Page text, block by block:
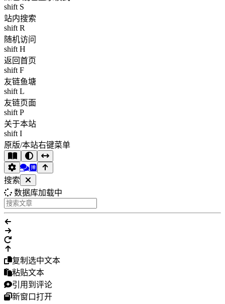
shift S
站内搜索
shift R
随机访问
shift H
返回首页
shift F
友链鱼塘
shift L
友链页面
shift P
关于本站
shift I
原版/本站右键菜单
搜索
数据库加载中
复制选中文本
粘贴文本
引用到评论
新窗口打开